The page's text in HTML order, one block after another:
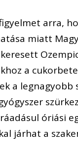
arra,
miatt
a
a legnagyobb
óriási
járhat a